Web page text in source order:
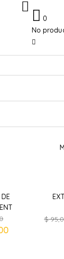
0
No
$